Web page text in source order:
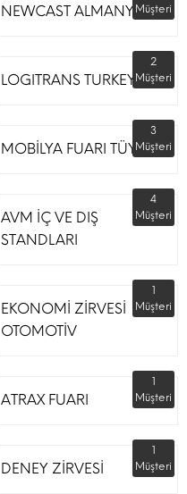
NEWCAST ALMANYAMüşteri
LOGITRANS TURKEY
2
Müşteri
MOBİLYA FUARI TÜYAP
3
Müşteri
AVM İÇ VE DIŞ
STANDLARI
4
Müşteri
EKONOMİ ZİRVESİ
OTOMOTİV
1
Müşteri
ATRAX FUARI
1
Müşteri
DENEY ZİRVESİ
1
Müşteri